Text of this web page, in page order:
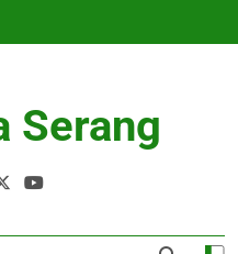
Serang